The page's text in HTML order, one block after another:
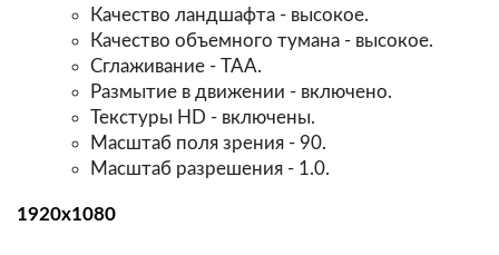
Качество ландшафта - высокое.
Качество объемного тумана - высокое.
Сглаживание - TAA.
Размытие в движении - включено.
Текстуры HD - включены.
Масштаб поля зрения - 90.
Масштаб разрешения - 1.0.
1920х1080